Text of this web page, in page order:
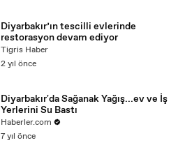
Diyarbakır’ın tescilli evlerinde
restorasyon devam ediyor
Tigris Haber
2 yıl önce
Diyarbakır'da Sağanak Yağış...ev ve İş
Yerlerini Su Bastı
Haberler.com
7 yıl önce